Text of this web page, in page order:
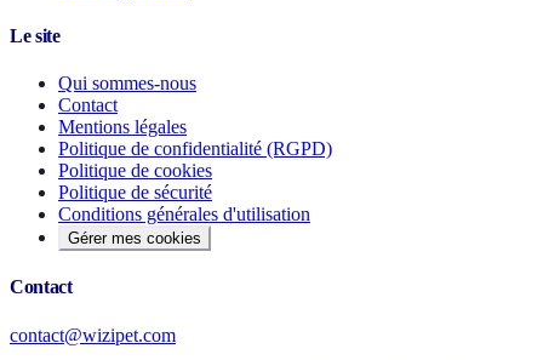
Le site
Qui sommes-nous
Contact
Mentions légales
Politique de confidentialité (RGPD)
Politique de cookies
Politique de sécurité
Conditions générales d'utilisation
Gérer mes cookies
Contact
contact@wizipet.com